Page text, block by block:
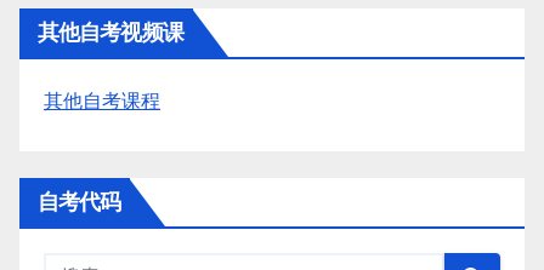
其他自考视频课
其他自考课程
自考代码